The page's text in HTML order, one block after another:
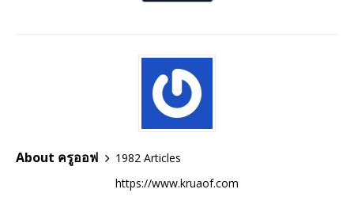
About ครูออฟ
1982 Articles
https://www.kruaof.com